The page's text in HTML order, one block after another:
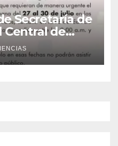
Secretaría de
Central de